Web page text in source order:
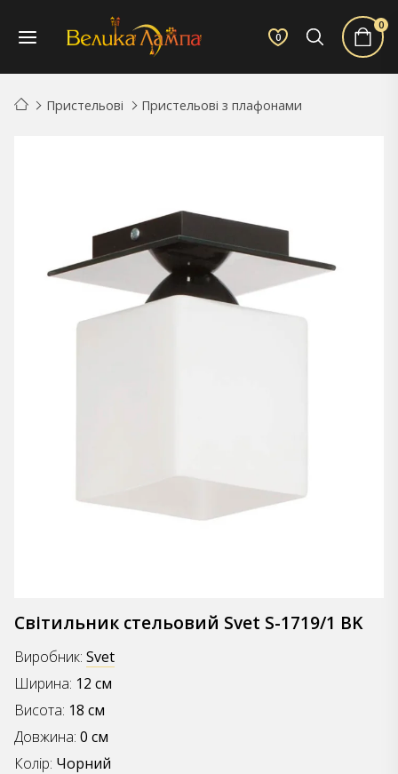
0
0
Пристельові Пристельові з плафонами
Світильник стельовий Svet S-1719/1 BK
Виробник: Svet
Ширина: 12 см
Висота: 18 см
Довжина: 0 см
Колір: Чорний